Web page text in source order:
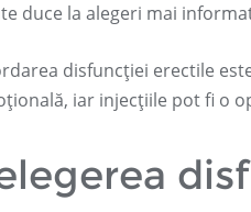
duce la alegeri mai
disfuncției erectile
iar injecțiile pot fi o